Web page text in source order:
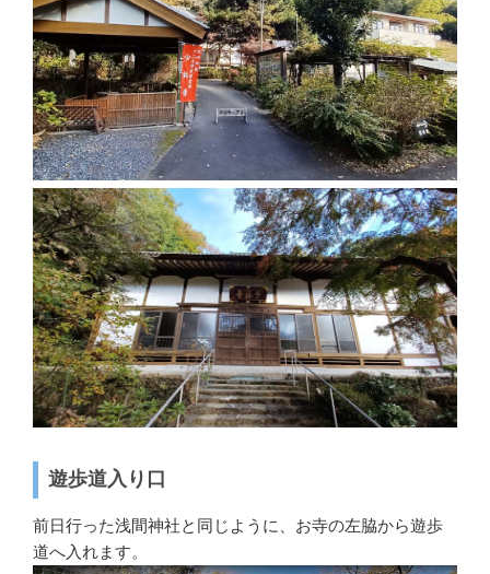
遊歩道入り口
前日行った浅間神社と同じように、お寺の左脇から遊歩
道へ入れます。